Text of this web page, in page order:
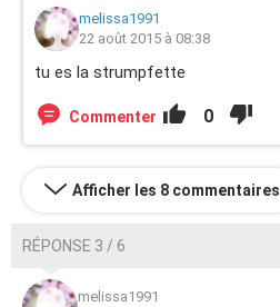
melissa1991
22 août 2015 à 08:38
tu es la strumpfette
Commenter 0
Afficher les 8 commentaires
RÉPONSE 3 / 6
melissa1991